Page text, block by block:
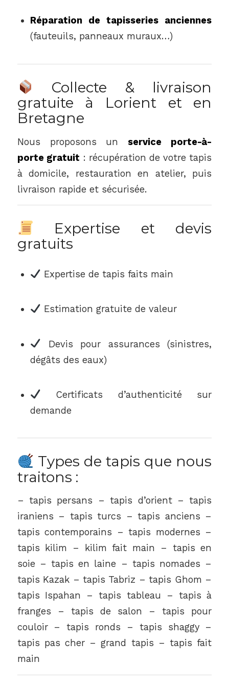
Réparation de tapisseries anciennes
(fauteuils, panneaux muraux…)
Collecte & livraison
gratuite à Lorient et en
Bretagne
Nous proposons un service porte-à-
porte gratuit : récupération de votre tapis
à domicile, restauration en atelier, puis
livraison rapide et sécurisée.
Expertise et devis
gratuits
Expertise de tapis faits main
Estimation gratuite de valeur
Devis pour assurances (sinistres,
dégâts des eaux)
Certificats d’authenticité sur
demande
Types de tapis que nous
traitons :
– tapis persans – tapis d’orient – tapis
iraniens – tapis turcs – tapis anciens –
tapis contemporains – tapis modernes –
tapis kilim – kilim fait main – tapis en
soie – tapis en laine – tapis nomades –
tapis Kazak – tapis Tabriz – tapis Ghom –
tapis Ispahan – tapis tableau – tapis à
franges – tapis de salon – tapis pour
couloir – tapis ronds – tapis shaggy –
tapis pas cher – grand tapis – tapis fait
main